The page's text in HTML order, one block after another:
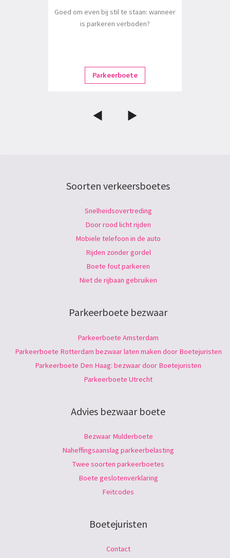
Goed om even bij stil te staan: wanneer
is parkeren verboden?
Parkeerboete
Soorten verkeersboetes
Snelheidsovertreding
Door rood licht rijden
Mobiele telefoon in de auto
Rijden zonder gordel
Boete fout parkeren
Niet de rijbaan gebruiken
Parkeerboete bezwaar
Parkeerboete Amsterdam
Parkeerboete Rotterdam bezwaar laten maken door Boetejuristen
Parkeerboete Den Haag: bezwaar door Boetejuristen
Parkeerboete Utrecht
Advies bezwaar boete
Bezwaar Mulderboete
Naheffingsaanslag parkeerbelasting
Twee soorten parkeerboetes
Boete geslotenverklaring
Feitcodes
Boetejuristen
Contact